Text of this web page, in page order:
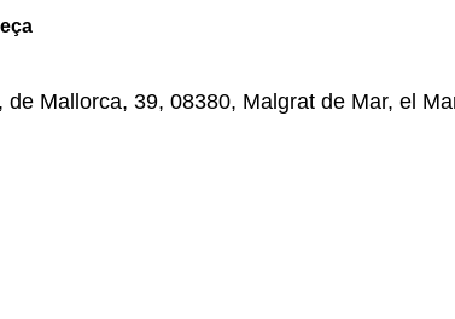
de Mallorca, 39, 08380, Malgrat de Mar, el